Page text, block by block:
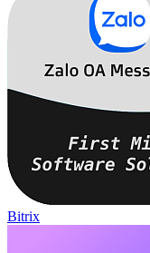
Bitrix